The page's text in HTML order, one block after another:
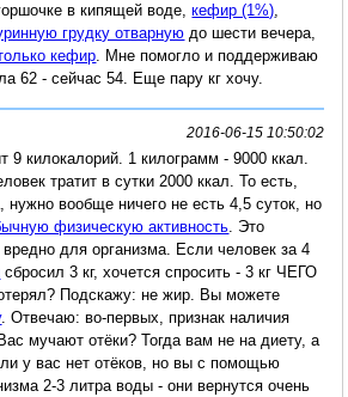
в кипящей воде,кефир (1%),
грудку отварную до шести вечера,
кефир. Мне помогло и поддерживаю
62 - сейчас 54. Еще пару кг хочу.
2016-06-15 10:50:02
9 килокалорий. 1 килограмм - 9000 ккал.
тратит в сутки 2000 ккал. То есть,
нужно вообще ничего не есть 4,5 суток, но
физическую активность. Это
для организма. Если человек за 4
сбросил 3 кг, хочется спросить - 3 кг ЧЕГО
Подскажу: не жир. Вы можете
. Отвечаю: во-первых, признак наличия
мучают отёки? Тогда вам не на диету, а
у вас нет отёков, но вы с помощью
2-3 литра воды - они вернутся очень